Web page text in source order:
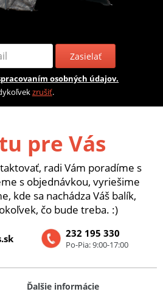
Zasielať
osobných údajov.
zrušiť.
pre Vás
radi Vám poradíme s
s objednávkou, vyriešime
kde sa nachádza Váš balík,
čo bude treba. :)
232 195 330
Po-Pia: 9:00-17:00
Ďalšie informácie